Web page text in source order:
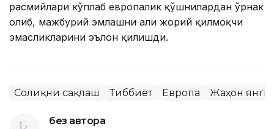
расмийлари кўплаб европалик қўшнилардан ўрнак
олиб, мажбурий эмлашни ҳали жорий қилмоқчи
эмасликларини эълон қилишди.
Соғлиқни сақлаш Тиббиёт Европа Жаҳон
без автора